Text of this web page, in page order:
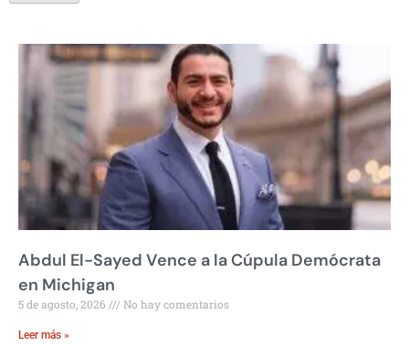
Abdul El-Sayed Vence a la Cúpula Demócrata
en Michigan
5 de agosto, 2026 No hay comentarios
Leer más »